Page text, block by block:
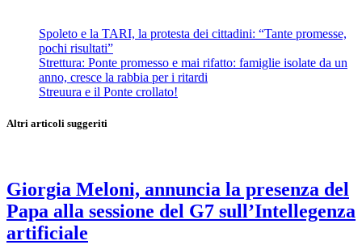
Spoleto e la TARI, la protesta dei cittadini: “Tante promesse,
pochi risultati”
Strettura: Ponte promesso e mai rifatto: famiglie isolate da un
anno, cresce la rabbia per i ritardi
Streuura e il Ponte crollato!
Altri articoli suggeriti
Giorgia Meloni, annuncia la presenza del
Papa alla sessione del G7 sull’Intellegenza
artificiale